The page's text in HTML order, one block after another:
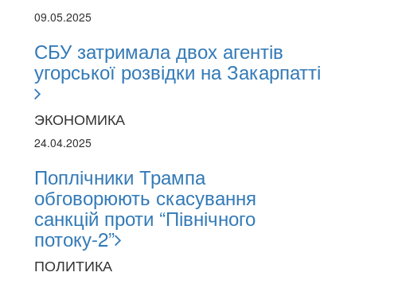
09.05.2025
СБУ затримала двох агентів
угорської розвідки на Закарпатті
ЭКОНОМИКА
24.04.2025
Поплічники Трампа
обговорюють скасування
санкцій проти “Північного
потоку-2”
ПОЛИТИКА